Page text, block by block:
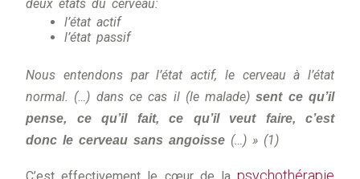
deux états du cerveau:
l’état actif
l’état passif
Nous entendons par l’état actif, le cerveau à l’état
normal. (…) dans ce cas il (le malade)sent ce qu’il
pense, ce qu’il fait, ce qu’il veut faire, c’est
donc le cerveau sans angoisse (…) » (1)
psychothérapie